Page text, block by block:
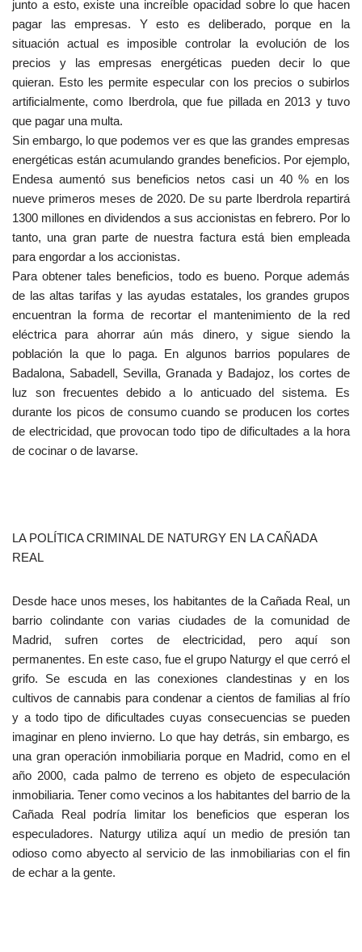
junto a esto, existe una increíble opacidad sobre lo que hacen
pagar las empresas. Y esto es deliberado, porque en la
situación actual es imposible controlar la evolución de los
precios y las empresas energéticas pueden decir lo que
quieran. Esto les permite especular con los precios o subirlos
artificialmente, como Iberdrola, que fue pillada en 2013 y tuvo
que pagar una multa.
Sin embargo, lo que podemos ver es que las grandes empresas
energéticas están acumulando grandes beneficios. Por ejemplo,
Endesa aumentó sus beneficios netos casi un 40 % en los
nueve primeros meses de 2020. De su parte Iberdrola repartirá
1300 millones en dividendos a sus accionistas en febrero. Por lo
tanto, una gran parte de nuestra factura está bien empleada
para engordar a los accionistas.
Para obtener tales beneficios, todo es bueno. Porque además
de las altas tarifas y las ayudas estatales, los grandes grupos
encuentran la forma de recortar el mantenimiento de la red
eléctrica para ahorrar aún más dinero, y sigue siendo la
población la que lo paga. En algunos barrios populares de
Badalona, Sabadell, Sevilla, Granada y Badajoz, los cortes de
luz son frecuentes debido a lo anticuado del sistema. Es
durante los picos de consumo cuando se producen los cortes
de electricidad, que provocan todo tipo de dificultades a la hora
de cocinar o de lavarse.
LA POLÍTICA CRIMINAL DE NATURGY EN LA CAÑADA
REAL
Desde hace unos meses, los habitantes de la Cañada Real, un
barrio colindante con varias ciudades de la comunidad de
Madrid, sufren cortes de electricidad, pero aquí son
permanentes. En este caso, fue el grupo Naturgy el que cerró el
grifo. Se escuda en las conexiones clandestinas y en los
cultivos de cannabis para condenar a cientos de familias al frío
y a todo tipo de dificultades cuyas consecuencias se pueden
imaginar en pleno invierno. Lo que hay detrás, sin embargo, es
una gran operación inmobiliaria porque en Madrid, como en el
año 2000, cada palmo de terreno es objeto de especulación
inmobiliaria. Tener como vecinos a los habitantes del barrio de la
Cañada Real podría limitar los beneficios que esperan los
especuladores. Naturgy utiliza aquí un medio de presión tan
odioso como abyecto al servicio de las inmobiliarias con el fin
de echar a la gente.